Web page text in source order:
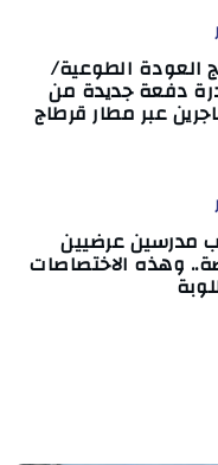
العودة الطوعية/
دفعة جديدة من
عبر مطار قرطاج
مدرسين عرضيين
وهذه الاختصاصات